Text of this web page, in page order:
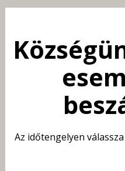
Kilépés
Az időtengelyen